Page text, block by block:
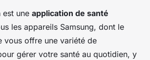
est une application de santé
les appareils Samsung, dont le
vous offre une variété de
gérer votre santé au quotidien, y